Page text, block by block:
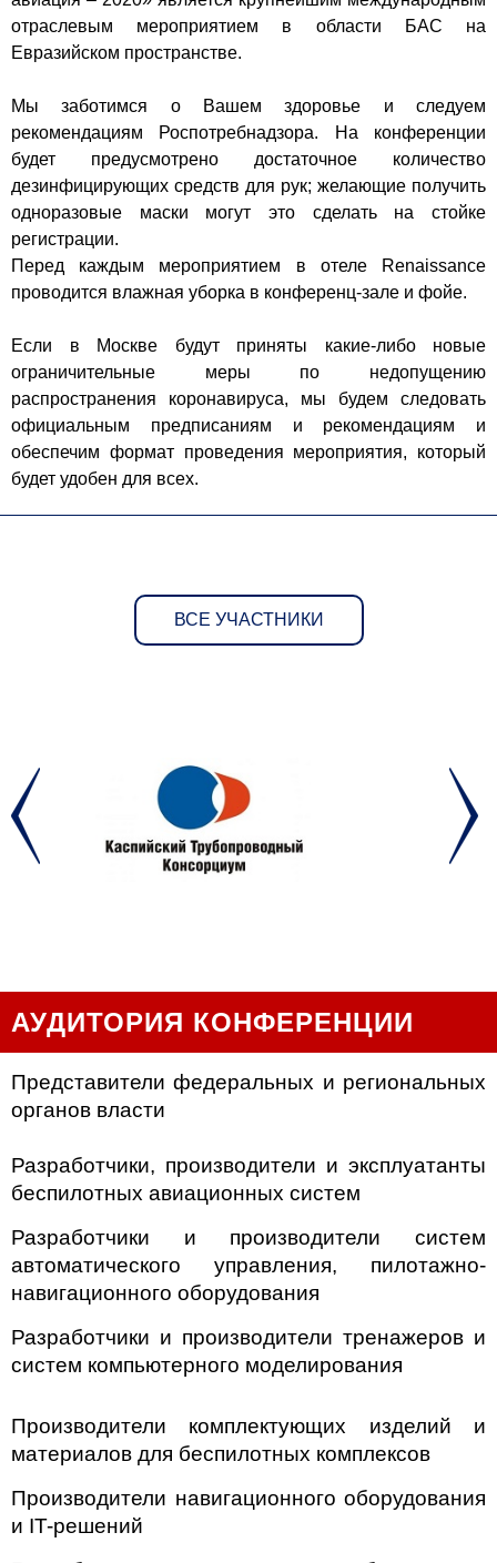
отраслевым мероприятием в области БАС на
Евразийском пространстве.
Мы заботимся о Вашем здоровье и следуем
рекомендациям Роспотребнадзора. На конференции
будет предусмотрено достаточное количество
дезинфицирующих средств для рук; желающие получить
одноразовые маски могут это сделать на стойке
регистрации.
Перед каждым мероприятием в отеле Renaissance
проводится влажная уборка в конференц-зале и фойе.
Если в Москве будут приняты какие-либо новые
ограничительные меры по недопущению
распространения коронавируса, мы будем следовать
официальным предписаниям и рекомендациям и
обеспечим формат проведения мероприятия, который
будет удобен для всех.
ВСЕ УЧАСТНИКИ
АУДИТОРИЯ КОНФЕРЕНЦИИ
Представители федеральных и региональных
органов власти
Разработчики, производители и эксплуатанты
беспилотных авиационных систем
Разработчики и производители систем
автоматического управления, пилотажно-
навигационного оборудования
Разработчики и производители тренажеров и
систем компьютерного моделирования
Производители комплектующих изделий и
материалов для беспилотных комплексов
Производители навигационного оборудования
и IT-решений